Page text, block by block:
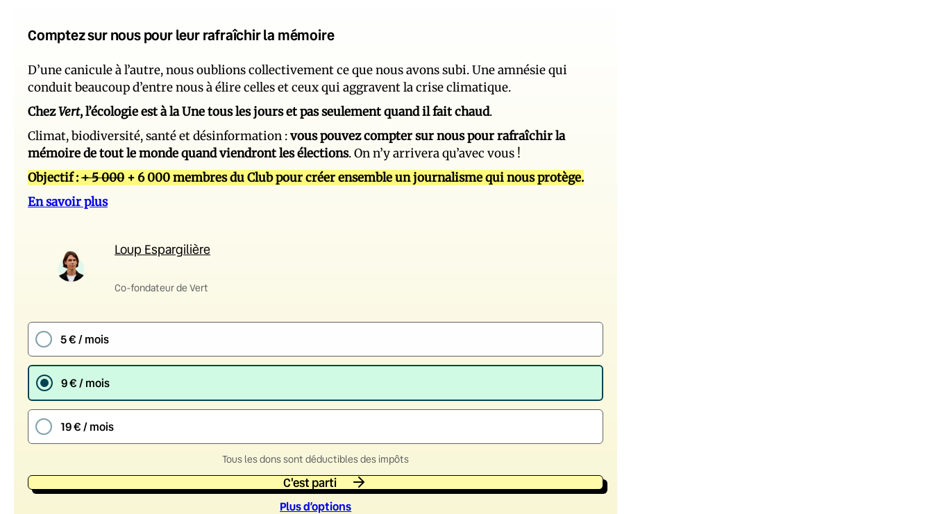
Comptez sur nous pour leur rafraîchir la mémoire
D’une canicule à l’autre, nous oublions collectivement ce que nous avons subi. Une amnésie qui
conduit beaucoup d’entre nous à élire celles et ceux qui aggravent la crise climatique.
ChezVert, l’écologie est à la Une tous les jours et pas seulement quand il fait chaud.
Climat, biodiversité, santé et désinformation :vous pouvez compter sur nous pour rafraîchir la
mémoire de tout le monde quand viendront les élections. On n’y arrivera qu’avec vous !
Objectif :+ 5 000 + 6 000 membres du Club pour créer ensemble un journalisme qui nous protège.
En savoir plus
Loup Espargilière
Co-fondateur de Vert
5 € / mois
9 € / mois
19 € / mois
Tous les dons sont déductibles des impôts
C'est parti
Plus d’options